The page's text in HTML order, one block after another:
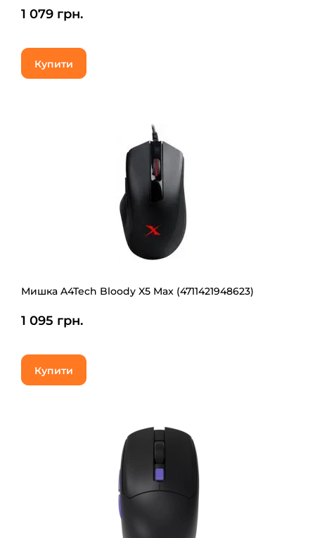
1 079 грн.
Купити
Мишка A4Tech Bloody X5 Max (4711421948623)
1 095 грн.
Купити